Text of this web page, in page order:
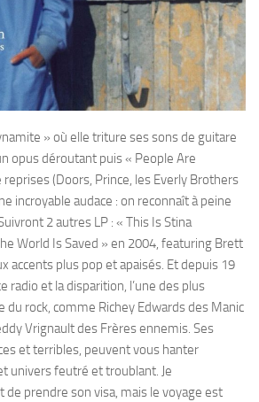
» où elle triture ses sons de guitare
opus déroutant puis « People Are
(Doors, Prince, les Everly Brothers
incroyable audace : on reconnaît à peine
2 autres LP : « This Is Stina
World Is Saved » en 2004, featuring Brett
accents plus pop et apaisés. Et depuis 19
radio et la disparition, l’une des plus
du rock, comme Richey Edwards des Manic
Vrignault des Frères ennemis. Ses
et terribles, peuvent vous hanter
univers feutré et troublant. Je
prendre son visa, mais le voyage est